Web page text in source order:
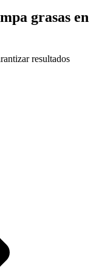
grasas en
resultados